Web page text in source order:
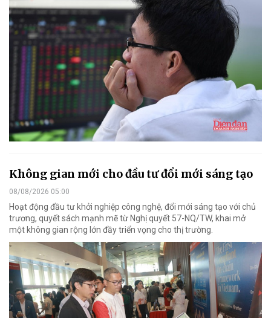
Không gian mới cho đầu tư đổi mới sáng tạo
08/08/2026 05:00
Hoạt động đầu tư khởi nghiệp công nghệ, đổi mới sáng tạo với chủ
trương, quyết sách mạnh mẽ từ Nghị quyết 57-NQ/TW, khai mở
một không gian rộng lớn đầy triển vọng cho thị trường.